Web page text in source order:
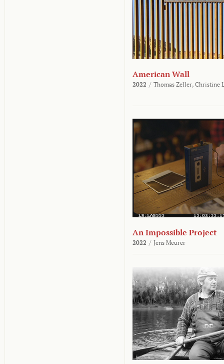
American Wall
2022 / Thomas Zeller, Christine
An Impossible Project
2022 / Jens Meurer